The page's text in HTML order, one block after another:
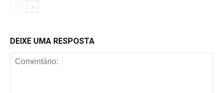
DEIXE UMA RESPOSTA